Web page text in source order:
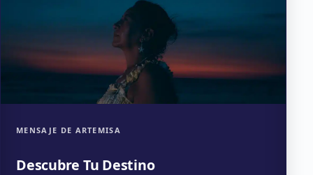
MENSAJE DE ARTEMISA
Descubre Tu Destino